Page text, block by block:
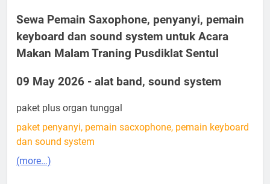
Sewa Pemain Saxophone, penyanyi, pemain
keyboard dan sound system untuk Acara
Makan Malam Traning Pusdiklat Sentul
09 May 2026 - alat band, sound system
paket plus organ tunggal
paket penyanyi, pemain sacxophone, pemain keyboard
dan sound system
(more…)